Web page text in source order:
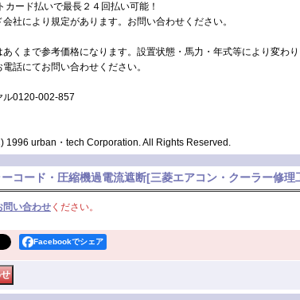
カード払いで最長２４回払い可能！
社により規定があります。お問い合わせください。
くまで参考価格になります。設置状態・馬力・年式等により変わり
にてお問い合わせください。
ル0120-002-857
1996 urban・tech Corporation. All Rights Reserved.
ーコード・圧縮機過電流遮断[三菱エアコン・クーラー修理
問い合わせ ください。
Facebookでシェア